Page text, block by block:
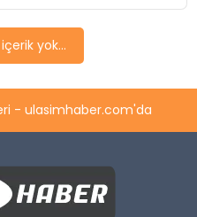
yok...
- ulasimhaber.com'da